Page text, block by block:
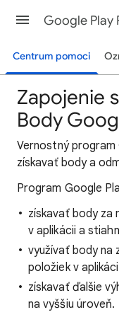
Google Play
Centrum pomoci
Zapojenie
Body
Vernostný program
získavať body a
Program Google
získavať body za
v aplikácii a
využívať body na
položiek v
získavať ďalšie
na vyššiu úroveň.